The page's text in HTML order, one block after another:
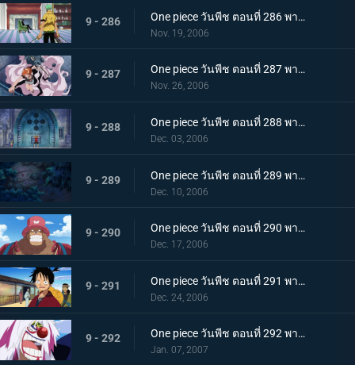
9 - 286 One piece วันพีช ตอนที่ 286 พากย์ไทย พลังของผลปีศาจ! คาคุกับจาบราแปลงร่างใหญ่
Nov. 19, 2006
9 - 287 One piece วันพีช ตอนที่ 287 พากย์ไทย ถึงตายก็ไม่ยอมเตะ! เส้นทางอัศวินของลูกผู้ชายซันจิ
Nov. 26, 2006
9 - 288 One piece วันพีช ตอนที่ 288 พากย์ไทย ฟุกุโร่คำนวณพลาด! โคล่าของฉันคือน้ำแห่งชีวิต
Dec. 03, 2006
9 - 289 One piece วันพีช ตอนที่ 289 พากย์ไทย โซโลคิดค้นท่าใหม่! ดาบนั้นมีชื่อว่า โซเงคิง?
Dec. 10, 2006
9 - 290 One piece วันพีช ตอนที่ 290 พากย์ไทย เสียการควบคุม! รัมเบิ้ลต้องห้ามของช็อปเปอร์
Dec. 17, 2006
9 - 291 One piece วันพีช ตอนที่ 291 พากย์ไทย การกลับมาของนายตรวจลูฟี่! ฝันหรือจริง ใบสลากอลเวง
Dec. 24, 2006
9 - 292 One piece วันพีช ตอนที่ 292 พากย์ไทย โมจิอลเวงที่ปราสาท! อุบายของจมูกแดง
Jan. 07, 2007